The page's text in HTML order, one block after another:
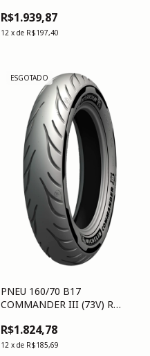
R$1.939,87
12 x de R$197,40
ESGOTADO
PNEU 160/70 B17
COMMANDER III (73V) R
R$1.824,78
12 x de R$185,69